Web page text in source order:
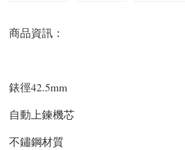
商品資訊：
錶徑42.5mm
自動上鍊機芯
不鏽鋼材質